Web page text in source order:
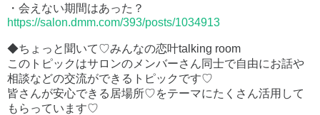
・会えない期間はあった？
https://salon.dmm.com/393/posts/1034913
◆ちょっと聞いて♡みんなの恋叶talking room
このトピックはサロンのメンバーさん同士で自由にお話や
相談などの交流ができるトピックです♡
皆さんが安心できる居場所♡をテーマにたくさん活用して
もらっています♡